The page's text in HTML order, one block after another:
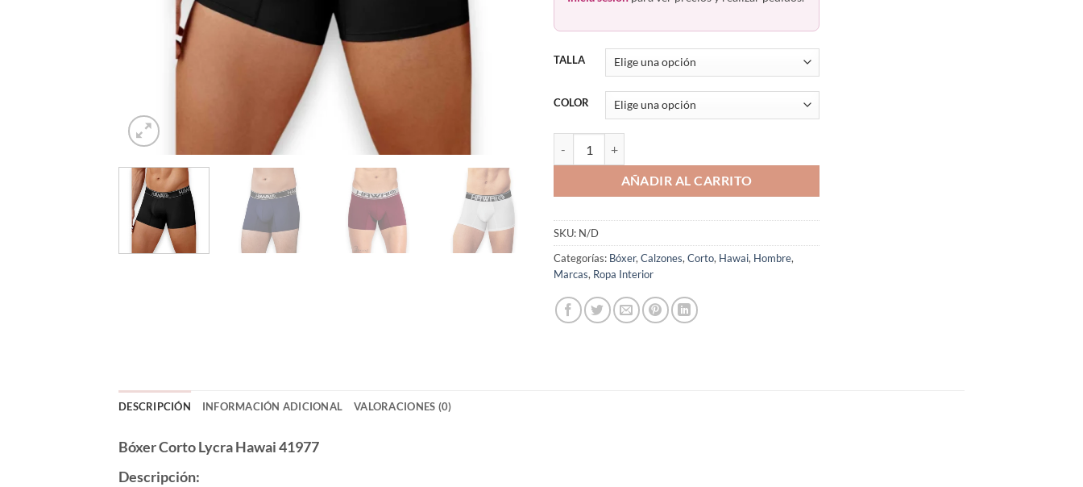
TALLA
COLOR
AÑADIR AL CARRITO
SKU: N/D
Categorías: Bóxer, Calzones, Corto, Hawai, Hombre,
Marcas, Ropa Interior
DESCRIPCIÓN INFORMACIÓN ADICIONAL VALORACIONES (0)
Bóxer Corto Lycra Hawai 41977
Descripción: